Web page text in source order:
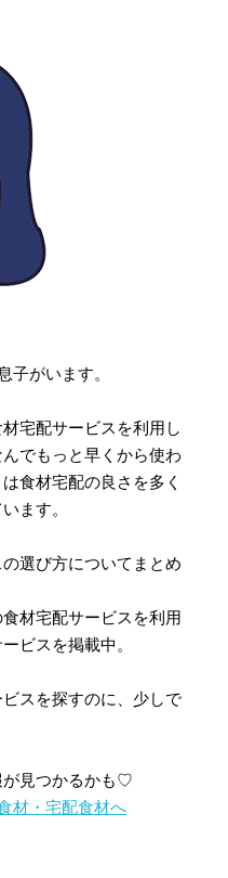
子がいます。
宅配サービスを利用し
でもっと早くから使わ
食材宅配の良さを多く
ます。
選び方についてまとめ
材宅配サービスを利用
ビスを掲載中。
スを探すのに、少しで
が見つかるかも♡